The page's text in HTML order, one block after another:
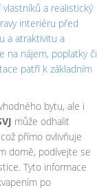
a realistický
interiéru před
a atraktivitu a
na nájem, poplatky či
patří k základním
bytu, ale i
může odhalit
přímo ovlivňuje
domě, podívejte se
Tyto informace
po